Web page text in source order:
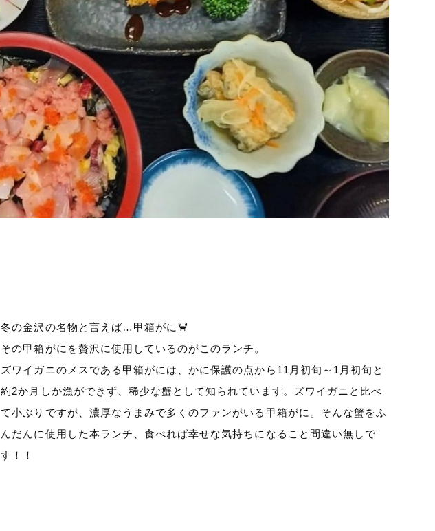
冬の金沢の名物と言えば…甲箱がに🦀
その甲箱がにを贅沢に使用しているのがこのランチ。
ズワイガニのメスである甲箱がには、かに保護の点から11月初旬～1月初旬と
約2か月しか漁ができず、稀少な蟹として知られています。ズワイガニと比べ
て小ぶりですが、濃厚なうまみで多くのファンがいる甲箱がに。そんな蟹をふ
んだんに使用した本ランチ、食べれば幸せな気持ちになること間違い無しで
す！！